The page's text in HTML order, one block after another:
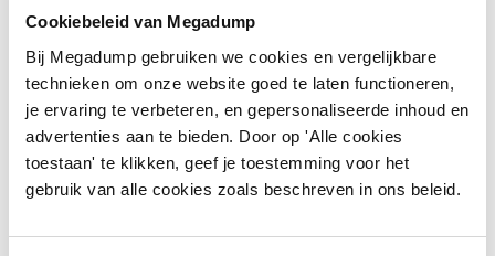
Cookiebeleid van Megadump
Bij Megadump gebruiken we cookies en vergelijkbare
technieken om onze website goed te laten functioneren,
je ervaring te verbeteren, en gepersonaliseerde inhoud en
advertenties aan te bieden. Door op 'Alle cookies
toestaan' te klikken, geef je toestemming voor het
gebruik van alle cookies zoals beschreven in ons beleid.